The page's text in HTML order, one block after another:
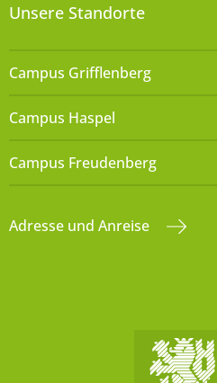
Unsere Standorte
Campus Grifflenberg
Campus Haspel
Campus Freudenberg
Adresse und Anreise